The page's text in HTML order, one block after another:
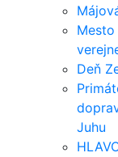
Deň
Juhu